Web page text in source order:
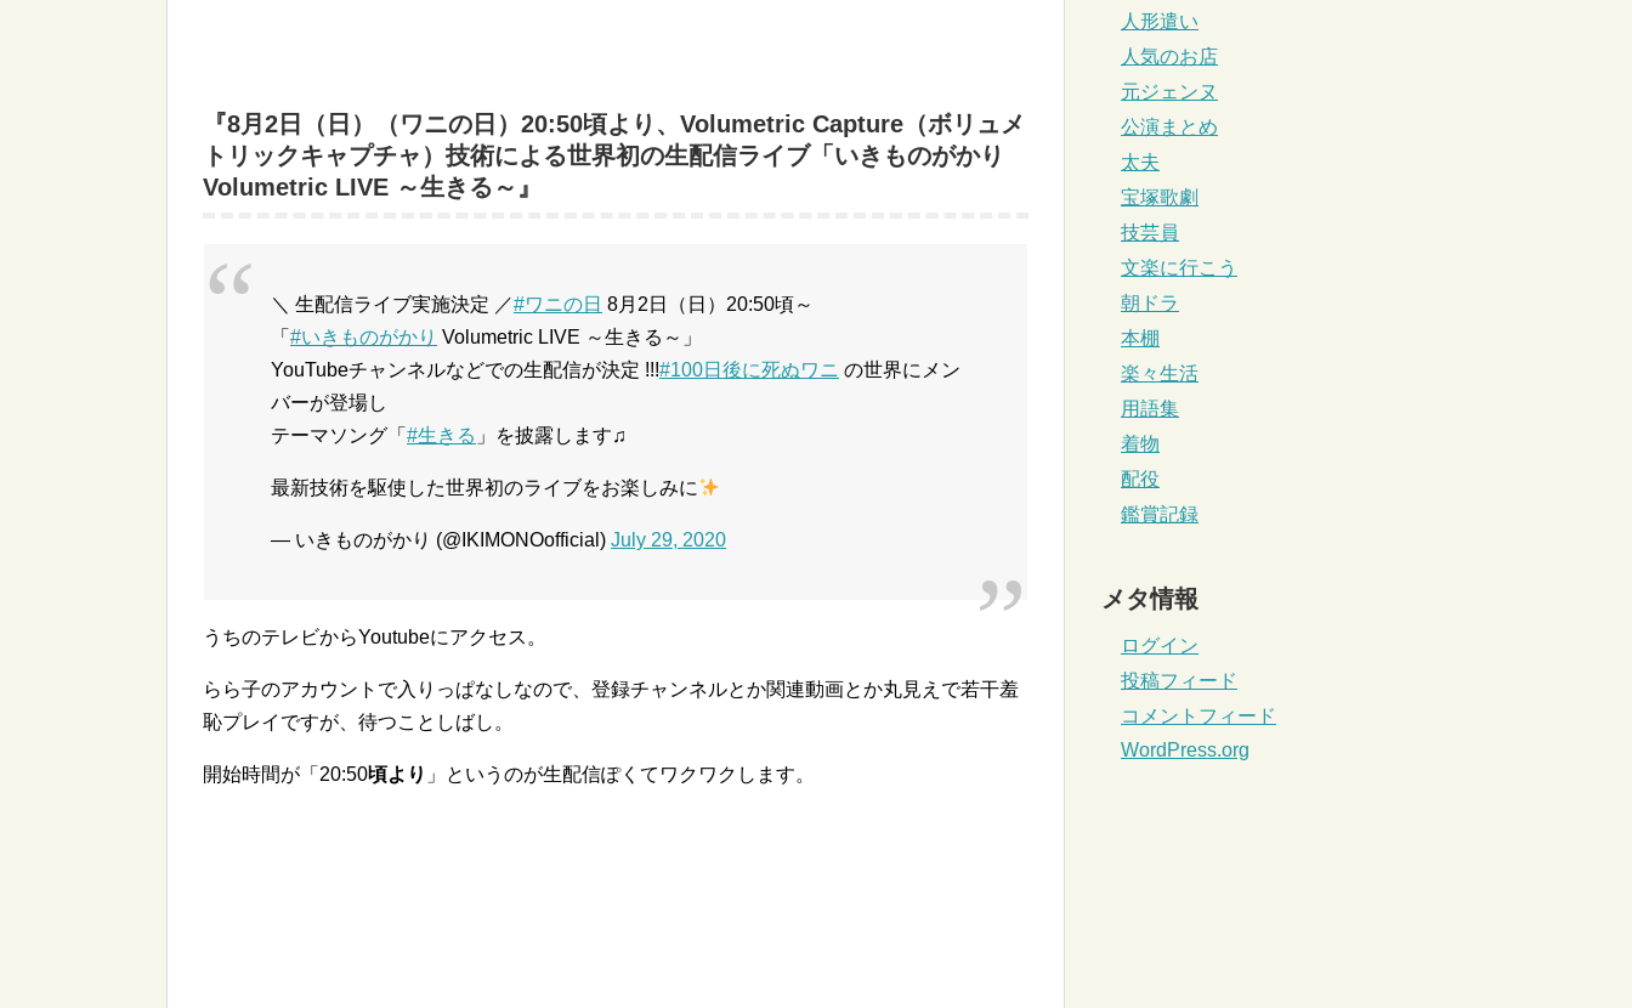
『8月2日（日）（ワニの日）20:50頃より、Volumetric Capture（ボリュメ
トリックキャプチャ）技術による世界初の生配信ライブ「いきものがかり
Volumetric LIVE ～生きる～』
＼ 生配信ライブ実施決定 ／#ワニの日 8月2日（日）20:50頃～
「 #いきものがかり Volumetric LIVE ～生きる～」
YouTubeチャンネルなどでの生配信が決定 !!!#100日後に死ぬワニ の世界にメン
バーが登場し
テーマソング「 #生きる 」を披露します♫
最新技術を駆使した世界初のライブをお楽しみに
— いきものがかり (@IKIMONOofficial) July 29, 2020
うちのテレビからYoutubeにアクセス。
らら子のアカウントで入りっぱなしなので、登録チャンネルとか関連動画とか丸見えで若干羞
恥プレイですが、 待つことしばし。
開始時間が「20:50頃より 」というのが生配信ぽくてワクワクします。
人形遣い
人気のお店
元ジェンヌ
公演まとめ
太夫
宝塚歌劇
技芸員
文楽に行こう
朝ドラ
本棚
楽々生活
用語集
着物
配役
鑑賞記録
メタ情報
ログイン
投稿フィード
コメントフィード
WordPress.org